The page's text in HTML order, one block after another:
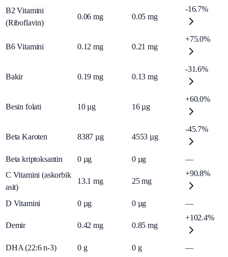
B2 Vitamini
(Riboflavin)
0.06 mg 0.05 mg
-16.7%
B6 Vitamini 0.12 mg 0.21 mg
+75.0%
Bakir 0.19 mg 0.13 mg
-31.6%
Besin folati 10 µg 16 µg
+60.0%
Beta Karoten 8387 µg 4553 µg
-45.7%
Beta kriptoksantin 0 µg 0 µg
—
C Vitamini (askorbik
asit)
13.1 mg 25 mg
+90.8%
D Vitamini 0 µg 0 µg —
Demir 0.42 mg 0.85 mg
+102.4%
DHA (22:6 n-3) 0 g 0 g —